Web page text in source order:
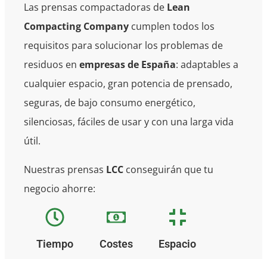
Las prensas compactadoras de Lean
Compacting Company cumplen todos los
requisitos para solucionar los problemas de
residuos en empresas de España: adaptables a
cualquier espacio, gran potencia de prensado,
seguras, de bajo consumo energético,
silenciosas, fáciles de usar y con una larga vida
útil.
Nuestras prensas LCC conseguirán que tu
negocio ahorre:
Tiempo Costes Espacio